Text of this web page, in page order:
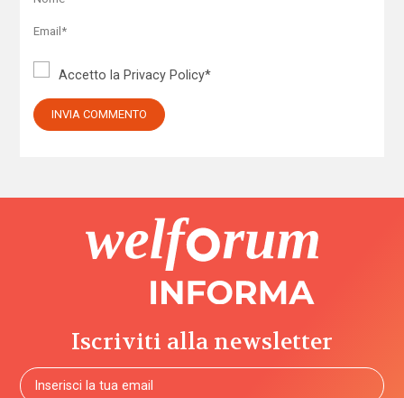
Accetto la Privacy Policy*
Iscriviti alla newsletter